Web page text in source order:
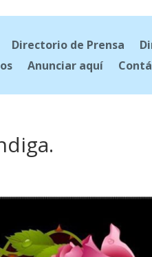
Directorio de Prensa
Anunciar aquí